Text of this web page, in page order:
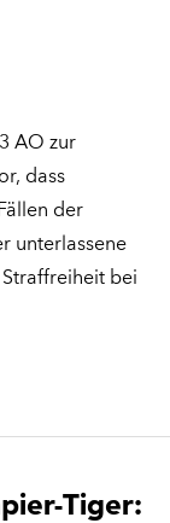
AO zur
dass
der
unterlassene
bei
Tiger: